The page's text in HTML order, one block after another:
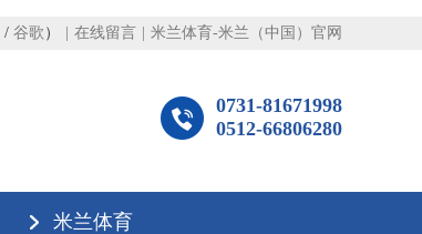
/ 谷歌 ） 在线留言 米兰体育-米兰（中国）官网
0731-81671998
0512-66806280
米兰体育